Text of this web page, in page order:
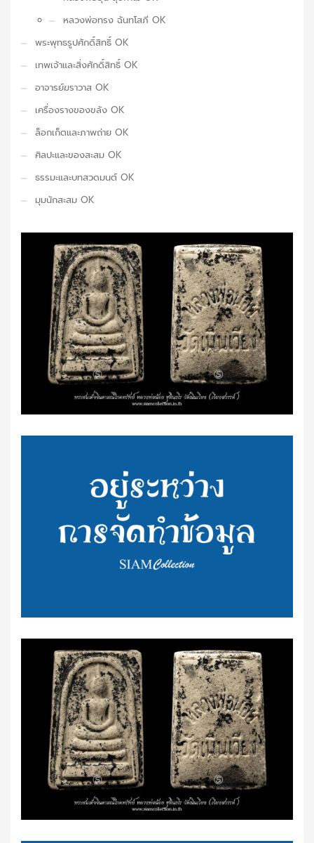
หลวงพ่อทรง ฉันทโสภี OK
พระพุทธรูปศักดิ์สิทธิ์ OK
เทพเจ้าและสิ่งศักดิ์สิทธิ์ OK
อาจารย์ฆราวาส OK
เครื่องรางของขลัง OK
ล็อกเก็ตและภาพถ่าย OK
ศิลปะและของสะสม OK
ธรรมะและบทสวดมนต์ OK
มุมนักสะสม OK